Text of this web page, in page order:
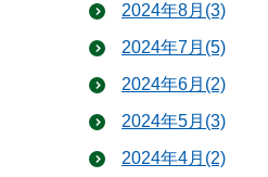
2024年8月(3)
2024年7月(5)
2024年6月(2)
2024年5月(3)
2024年4月(2)